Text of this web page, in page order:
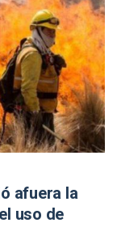
afuera la
uso de